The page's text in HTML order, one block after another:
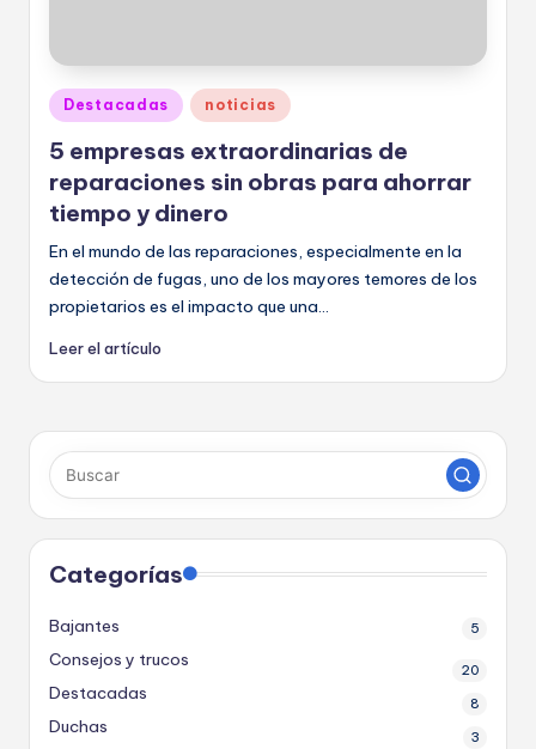
s
Publicado
en
Destacadas noticias
5 empresas extraordinarias de
reparaciones sin obras para ahorrar
tiempo y dinero
En el mundo de las reparaciones, especialmente en la
detección de fugas, uno de los mayores temores de los
propietarios es el impacto que una...
Leer el artículo
Categorías
Bajantes 5
Consejos y trucos 20
Destacadas 8
Duchas 3